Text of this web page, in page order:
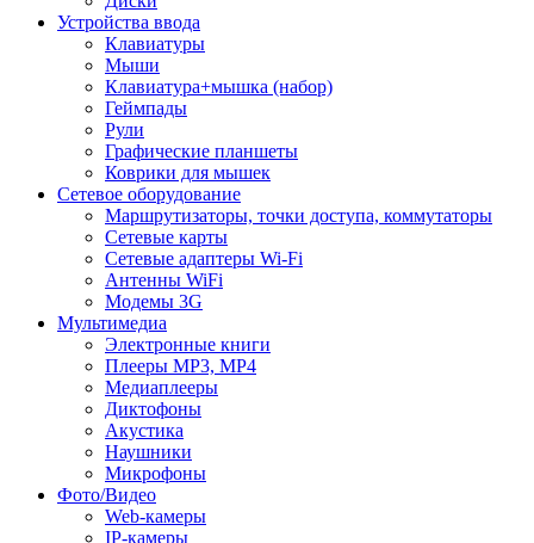
Устройства ввода
Клавиатуры
Мыши
Клавиатура+мышка (набор)
Геймпады
Рули
Графические планшеты
Коврики для мышек
Сетевое оборудование
Маршрутизаторы, точки доступа, коммутаторы
Сетевые карты
Сетевые адаптеры Wi-Fi
Антенны WiFi
Модемы 3G
Мультимедиа
Электронные книги
Плееры MP3, MP4
Медиаплееры
Диктофоны
Акустика
Наушники
Микрофоны
Фото/Видео
Web-камеры
IP-камеры